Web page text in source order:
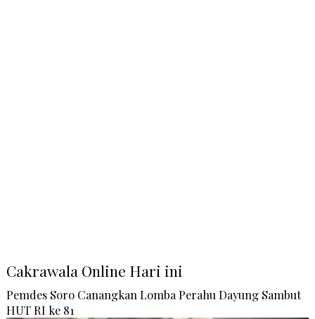
Cakrawala Online Hari ini
Pemdes Soro Canangkan Lomba Perahu Dayung Sambut
HUT RI ke 81